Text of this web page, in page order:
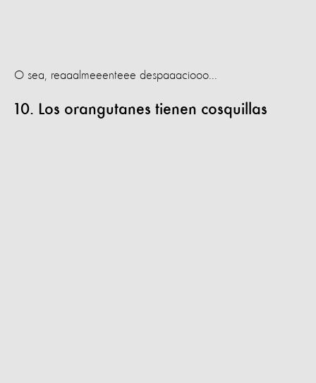
O sea, reaaalmeeenteee despaaaciooo...
10. Los orangutanes tienen cosquillas